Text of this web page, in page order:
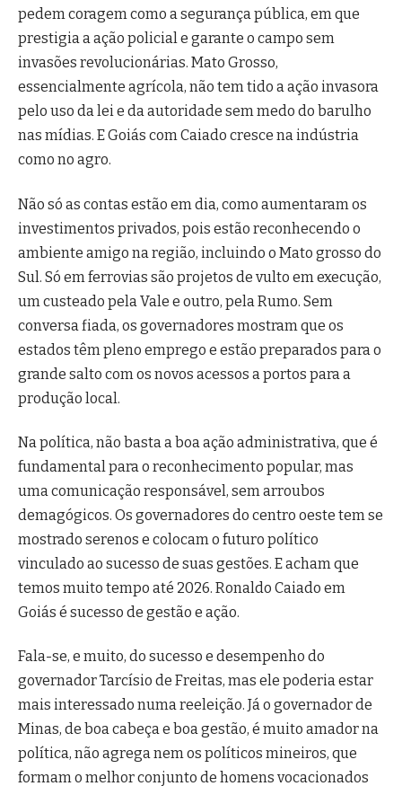
pedem coragem como a segurança pública, em que
prestigia a ação policial e garante o campo sem
invasões revolucionárias. Mato Grosso,
essencialmente agrícola, não tem tido a ação invasora
pelo uso da lei e da autoridade sem medo do barulho
nas mídias. E Goiás com Caiado cresce na indústria
como no agro.
Não só as contas estão em dia, como aumentaram os
investimentos privados, pois estão reconhecendo o
ambiente amigo na região, incluindo o Mato grosso do
Sul. Só em ferrovias são projetos de vulto em execução,
um custeado pela Vale e outro, pela Rumo. Sem
conversa fiada, os governadores mostram que os
estados têm pleno emprego e estão preparados para o
grande salto com os novos acessos a portos para a
produção local.
Na política, não basta a boa ação administrativa, que é
fundamental para o reconhecimento popular, mas
uma comunicação responsável, sem arroubos
demagógicos. Os governadores do centro oeste tem se
mostrado serenos e colocam o futuro político
vinculado ao sucesso de suas gestões. E acham que
temos muito tempo até 2026. Ronaldo Caiado em
Goiás é sucesso de gestão e ação.
Fala-se, e muito, do sucesso e desempenho do
governador Tarcísio de Freitas, mas ele poderia estar
mais interessado numa reeleição. Já o governador de
Minas, de boa cabeça e boa gestão, é muito amador na
política, não agrega nem os políticos mineiros, que
formam o melhor conjunto de homens vocacionados